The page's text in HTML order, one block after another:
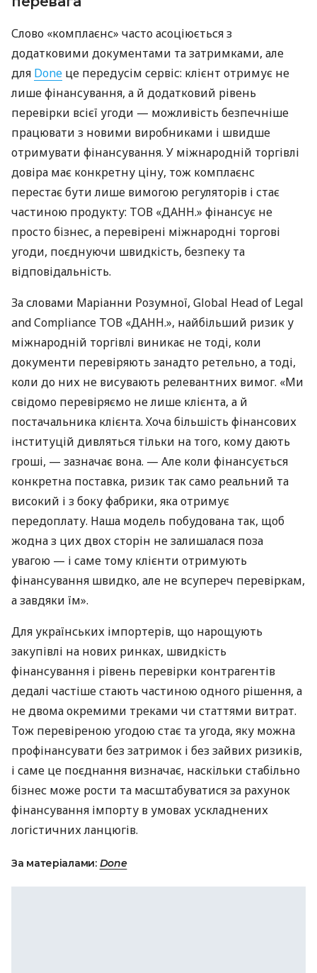
Слово «комплаєнс» часто асоціюється з
додатковими документами та затримками, але
для Done це передусім сервіс: клієнт отримує не
лише фінансування, а й додатковий рівень
перевірки всієї угоди — можливість безпечніше
працювати з новими виробниками і швидше
отримувати фінансування. У міжнародній торгівлі
довіра має конкретну ціну, тож комплаєнс
перестає бути лише вимогою регуляторів і стає
частиною продукту: ТОВ «ДАНН.» фінансує не
просто бізнес, а перевірені міжнародні торгові
угоди, поєднуючи швидкість, безпеку та
відповідальність.
За словами Маріанни Розумної, Global Head of Legal
and Compliance ТОВ «ДАНН.», найбільший ризик у
міжнародній торгівлі виникає не тоді, коли
документи перевіряють занадто ретельно, а тоді,
коли до них не висувають релевантних вимог. «Ми
свідомо перевіряємо не лише клієнта, а й
постачальника клієнта. Хоча більшість фінансових
інституцій дивляться тільки на того, кому дають
гроші, — зазначає вона. — Але коли фінансується
конкретна поставка, ризик так само реальний та
високий і з боку фабрики, яка отримує
передоплату. Наша модель побудована так, щоб
жодна з цих двох сторін не залишалася поза
увагою — і саме тому клієнти отримують
фінансування швидко, але не всупереч перевіркам,
а завдяки їм».
Для українських імпортерів, що нарощують
закупівлі на нових ринках, швидкість
фінансування і рівень перевірки контрагентів
дедалі частіше стають частиною одного рішення, а
не двома окремими треками чи статтями витрат.
Тож перевіреною угодою стає та угода, яку можна
профінансувати без затримок і без зайвих ризиків,
і саме це поєднання визначає, наскільки стабільно
бізнес може рости та масштабуватися за рахунок
фінансування імпорту в умовах ускладнених
логістичних ланцюгів.
За матеріалами: Done